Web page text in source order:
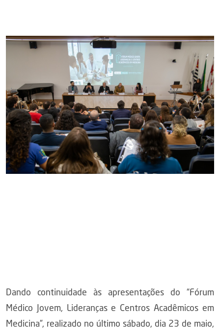
Dando continuidade às apresentações do “Fórum
Médico Jovem, Lideranças e Centros Acadêmicos em
Medicina”, realizado no último sábado, dia 23 de maio,